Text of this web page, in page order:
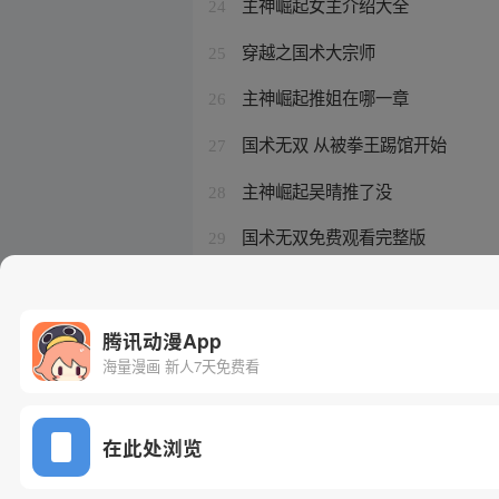
24
25 穿越之国术大宗师
26 主神崛起推姐在哪一章
27 国术无双 从被拳王踢馆开始
28 主神崛起吴晴推了没
29 国术无双免费观看完整版
腾讯动漫App
海量漫画 新人7天免费看
在此处浏览